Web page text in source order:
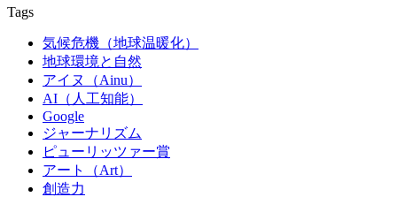
Tags
気候危機（地球温暖化）
地球環境と自然
アイヌ（Ainu）
AI（人工知能）
Google
ジャーナリズム
ピューリッツァー賞
アート（Art）
創造力